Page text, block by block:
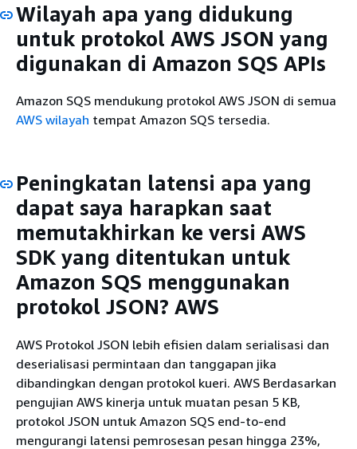
Wilayah apa yang didukung
untuk protokol AWS JSON yang
digunakan di Amazon SQS APIs
Amazon SQS mendukung protokol AWS JSON di semua
AWS wilayah tempat Amazon SQS tersedia.
Peningkatan latensi apa yang
dapat saya harapkan saat
memutakhirkan ke versi AWS
SDK yang ditentukan untuk
Amazon SQS menggunakan
protokol JSON? AWS
AWS Protokol JSON lebih efisien dalam serialisasi dan
deserialisasi permintaan dan tanggapan jika
dibandingkan dengan protokol kueri. AWS Berdasarkan
pengujian AWS kinerja untuk muatan pesan 5 KB,
protokol JSON untuk Amazon SQS end-to-end
mengurangi latensi pemrosesan pesan hingga 23%,